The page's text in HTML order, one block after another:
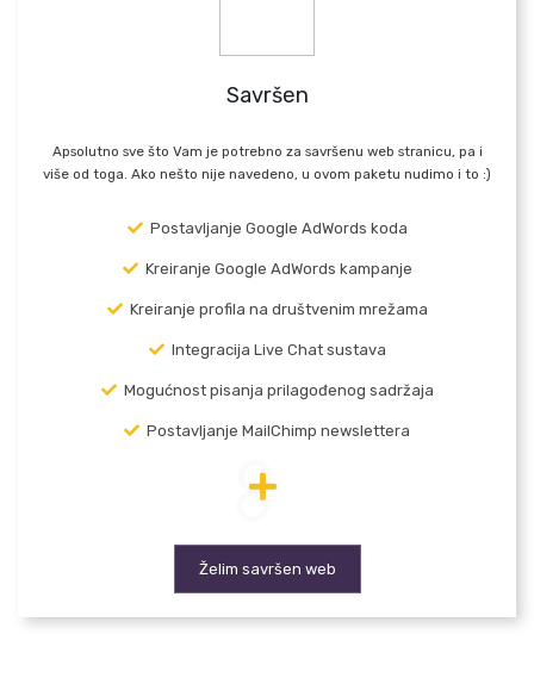
Savršen
Apsolutno sve što Vam je potrebno za savršenu web stranicu, pa i
više od toga. Ako nešto nije navedeno, u ovom paketu nudimo i to :)
Postavljanje Google AdWords koda
Kreiranje Google AdWords kampanje
Kreiranje profila na društvenim mrežama
Integracija Live Chat sustava
Mogućnost pisanja prilagođenog sadržaja
Postavljanje MailChimp newslettera
Želim savršen web